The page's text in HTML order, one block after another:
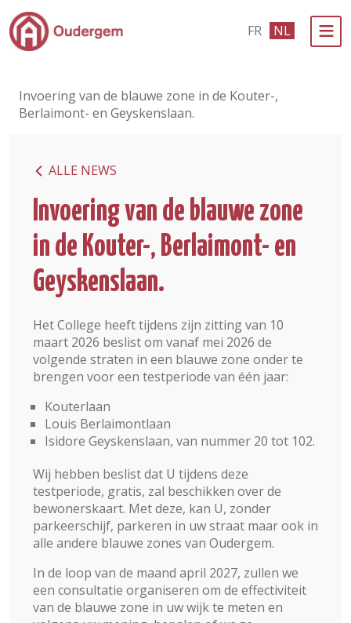
Ga naar de hoofdinhoud FR NL
Evenementen & Verenigingen
Leven in Oudergem
In 1 klik
Invoering van de blauwe zone in de Kouter-,
Berlaimont- en Geyskenslaan.
ALLE NEWS
Invoering van de blauwe zone
in de Kouter-, Berlaimont- en
Geyskenslaan.
Het College heeft tijdens zijn zitting van 10
maart 2026 beslist om vanaf mei 2026 de
volgende straten in een blauwe zone onder te
brengen voor een testperiode van één jaar:
Kouterlaan
Louis Berlaimontlaan
Isidore Geyskenslaan, van nummer 20 tot 102.
Wij hebben beslist dat U tijdens deze
testperiode, gratis, zal beschikken over de
bewonerskaart. Met deze, kan U, zonder
parkeerschijf, parkeren in uw straat maar ook in
alle andere blauwe zones van Oudergem.
In de loop van de maand april 2027, zullen we
een consultatie organiseren om de effectiviteit
van de blauwe zone in uw wijk te meten en